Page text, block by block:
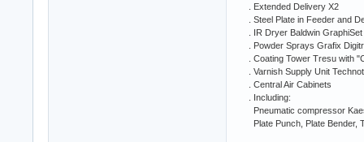
. Extended Delivery X2
. Steel Plate in Feeder and
. IR Dryer Baldwin GraphiSet
. Powder Sprays Grafix
. Coating Tower Tresu with
. Varnish Supply Unit
. Central Air Cabinets
. Including:
Pneumatic compressor
Plate Punch, Plate Bender,